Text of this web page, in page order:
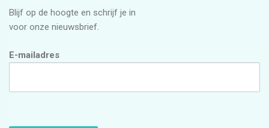
Blijf op de hoogte en schrijf je in
voor onze nieuwsbrief.
E-mailadres